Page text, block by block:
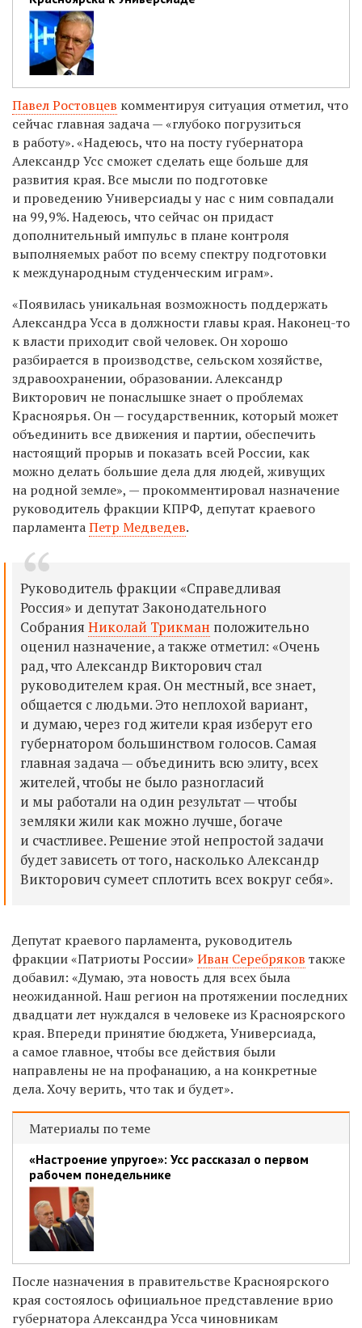
Павел Ростовцев комментируя ситуация отметил, что
сейчас главная задача — «глубоко погрузиться
в работу». «Надеюсь, что на посту губернатора
Александр Усс сможет сделать еще больше для
развития края. Все мысли по подготовке
и проведению Универсиады у нас с ним совпадали
на 99,9%. Надеюсь, что сейчас он придаст
дополнительный импульс в плане контроля
выполняемых работ по всему спектру подготовки
к международным студенческим играм».
«Появилась уникальная возможность поддержать
Александра Усса в должности главы края. Наконец-то
к власти приходит свой человек. Он хорошо
разбирается в производстве, сельском хозяйстве,
здравоохранении, образовании. Александр
Викторович не понаслышке знает о проблемах
Красноярья. Он — государственник, который может
объединить все движения и партии, обеспечить
настоящий прорыв и показать всей России, как
можно делать большие дела для людей, живущих
на родной земле», — прокомментировал назначение
руководитель фракции КПРФ, депутат краевого
парламентаПетр Медведев.
Руководитель фракции «Справедливая
Россия» и депутат Законодательного
Собрания Николай Трикман положительно
оценил назначение, а также отметил: «Очень
рад, что Александр Викторович стал
руководителем края. Он местный, все знает,
общается с людьми. Это неплохой вариант,
и думаю, через год жители края изберут его
губернатором большинством голосов. Самая
главная задача — объединить всю элиту, всех
жителей, чтобы не было разногласий
и мы работали на один результат — чтобы
земляки жили как можно лучше, богаче
и счастливее. Решение этой непростой задачи
будет зависеть от того, насколько Александр
Викторович сумеет сплотить всех вокруг себя».
Депутат краевого парламента, руководитель
фракции «Патриоты России» Иван Серебряков также
добавил: «Думаю, эта новость для всех была
неожиданной. Наш регион на протяжении последних
двадцати лет нуждался в человеке из Красноярского
края. Впереди принятие бюджета, Универсиада,
а самое главное, чтобы все действия были
направлены не на профанацию, а на конкретные
дела. Хочу верить, что так и будет».
Материалы по теме
«Настроение упругое»: Усс рассказал о первом
рабочем понедельнике
После назначения в правительстве Красноярского
края состоялось официальное представление врио
губернатора Александра Усса чиновникам